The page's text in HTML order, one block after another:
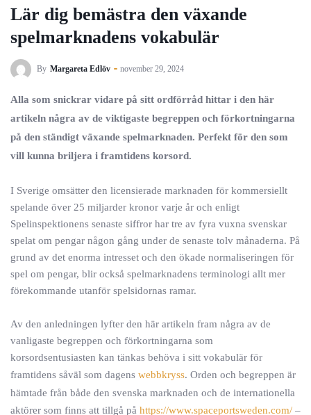
Lär dig bemästra den växande
spelmarknadens vokabulär
By Margareta Edlöv november 29, 2024
Alla som snickrar vidare på sitt ordförråd hittar i den här
artikeln några av de viktigaste begreppen och förkortningarna
på den ständigt växande spelmarknaden. Perfekt för den som
vill kunna briljera i framtidens korsord.
I Sverige omsätter den licensierade marknaden för kommersiellt
spelande över 25 miljarder kronor varje år och enligt
Spelinspektionens senaste siffror har tre av fyra vuxna svenskar
spelat om pengar någon gång under de senaste tolv månaderna. På
grund av det enorma intresset och den ökade normaliseringen för
spel om pengar, blir också spelmarknadens terminologi allt mer
förekommande utanför spelsidornas ramar.
Av den anledningen lyfter den här artikeln fram några av de
vanligaste begreppen och förkortningarna som
korsordsentusiasten kan tänkas behöva i sitt vokabulär för
framtidens såväl som dagens webbkryss. Orden och begreppen är
hämtade från både den svenska marknaden och de internationella
aktörer som finns att tillgå på https://www.spaceportsweden.com/ –